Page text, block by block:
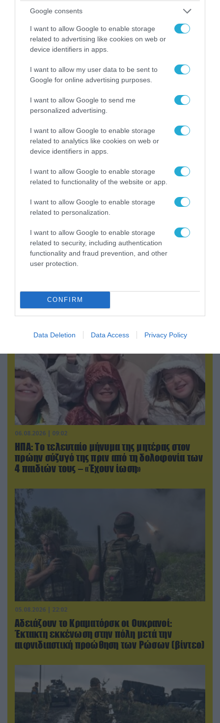
Google consents
I want to allow Google to enable storage
related to advertising like cookies on web or
device identifiers in apps.
I want to allow my user data to be sent to
Google for online advertising purposes.
I want to allow Google to send me
personalized advertising.
I want to allow Google to enable storage
related to analytics like cookies on web or
device identifiers in apps.
I want to allow Google to enable storage
related to functionality of the website or app.
I want to allow Google to enable storage
related to personalization.
I want to allow Google to enable storage
related to security, including authentication
functionality and fraud prevention, and other
user protection.
CONFIRM
Data Deletion Data Access Privacy Policy
05.08.2026 | 22:02
Το Ομάν συμφώνησε ότι τα Στενά του Ορμούζ
είναι υπό ιρανική κυριαρχία και επιτεύχθηκε
συμφωνία
06.08.2026 | 09:03
Μαροκινός παράνομος μετανάστης επιτέθηκε
απείλησε ότι θα την κακοποιήσει!
06.08.2026 | 09:02
ΗΠΑ: Το τελευταίο μήνυμα της μητέρας στον
πρώην σύζυγό της πριν από τη δολοφονία των
4 παιδιών τους – «Έχουν ίωση»
05.08.2026 | 22:02
Αδειάζουν το Κραματόρσκ οι Ουκρανοί:
Έκτακτη εκκένωση στην πόλη μετά την
αιφνιδιαστική προώθηση των Ρώσων (βίντεο)